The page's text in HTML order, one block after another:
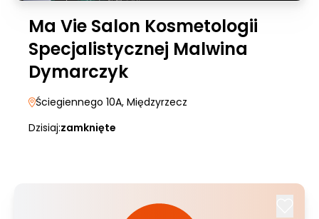
Ma Vie Salon Kosmetologii
Specjalistycznej Malwina
Dymarczyk
Ściegiennego 10A, Międzyrzecz
Dzisiaj:zamknięte